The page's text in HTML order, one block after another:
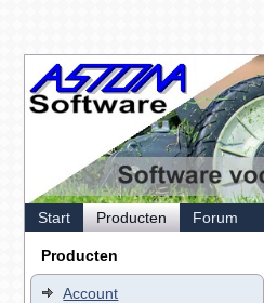
Start Producten Forum
Producten
Account